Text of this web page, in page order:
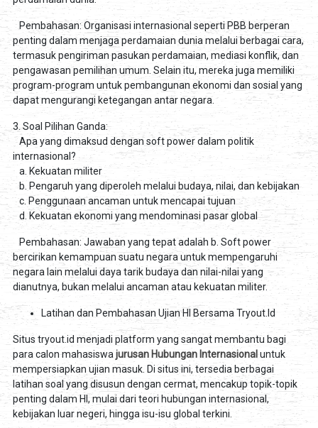
Pembahasan: Organisasi internasional seperti PBB berperan
penting dalam menjaga perdamaian dunia melalui berbagai cara,
termasuk pengiriman pasukan perdamaian, mediasi konflik, dan
pengawasan pemilihan umum. Selain itu, mereka juga memiliki
program-program untuk pembangunan ekonomi dan sosial yang
dapat mengurangi ketegangan antar negara.
3. Soal Pilihan Ganda:
Apa yang dimaksud dengan soft power dalam politik
internasional?
a. Kekuatan militer
b. Pengaruh yang diperoleh melalui budaya, nilai, dan kebijakan
c. Penggunaan ancaman untuk mencapai tujuan
d. Kekuatan ekonomi yang mendominasi pasar global
Pembahasan: Jawaban yang tepat adalah b. Soft power
bercirikan kemampuan suatu negara untuk mempengaruhi
negara lain melalui daya tarik budaya dan nilai-nilai yang
dianutnya, bukan melalui ancaman atau kekuatan militer.
Latihan dan Pembahasan Ujian HI Bersama Tryout.Id
Situs tryout.id menjadi platform yang sangat membantu bagi
para calon mahasiswa jurusan Hubungan Internasional untuk
mempersiapkan ujian masuk. Di situs ini, tersedia berbagai
latihan soal yang disusun dengan cermat, mencakup topik-topik
penting dalam HI, mulai dari teori hubungan internasional,
kebijakan luar negeri, hingga isu-isu global terkini.